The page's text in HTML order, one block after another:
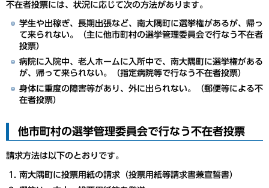
不在者投票には、状況に応じて次の方法があります。
学生や出稼ぎ、長期出張など、南大隅町に選挙権があるが、帰っ
て来られない。（主に他市町村の選挙管理委員会で行なう不在者
投票）
病院に入院中、老人ホームに入所中で、南大隅町に選挙権がある
が、帰って来られない。（指定病院等で行なう不在者投票）
身体に重度の障害等があり、外に出られない。（郵便等による不
在者投票）
他市町村の選挙管理委員会で行なう不在者投票
請求方法は以下のとおりです。
南大隅町に投票用紙の請求（投票用紙等請求書兼宣誓書）